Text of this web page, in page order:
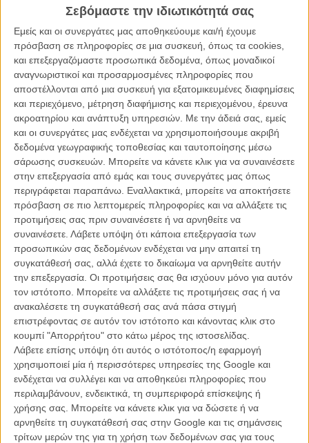
Σεβόμαστε την ιδιωτικότητά σας
Εμείς και οι συνεργάτες μας αποθηκεύουμε και/ή έχουμε
πρόσβαση σε πληροφορίες σε μια συσκευή, όπως τα cookies,
και επεξεργαζόμαστε προσωπικά δεδομένα, όπως μοναδικοί
αναγνωριστικοί και προσαρμοσμένες πληροφορίες που
αποστέλλονται από μια συσκευή για εξατομικευμένες διαφημίσεις
και περιεχόμενο, μέτρηση διαφήμισης και περιεχομένου, έρευνα
ακροατηρίου και ανάπτυξη υπηρεσιών. Με την άδειά σας, εμείς
και οι συνεργάτες μας ενδέχεται να χρησιμοποιήσουμε ακριβή
δεδομένα γεωγραφικής τοποθεσίας και ταυτοποίησης μέσω
σάρωσης συσκευών. Μπορείτε να κάνετε κλικ για να συναινέσετε
στην επεξεργασία από εμάς και τους συνεργάτες μας όπως
περιγράφεται παραπάνω. Εναλλακτικά, μπορείτε να αποκτήσετε
πρόσβαση σε πιο λεπτομερείς πληροφορίες και να αλλάξετε τις
προτιμήσεις σας πριν συναινέσετε ή να αρνηθείτε να
συναινέσετε. Λάβετε υπόψη ότι κάποια επεξεργασία των
προσωπικών σας δεδομένων ενδέχεται να μην απαιτεί τη
συγκατάθεσή σας, αλλά έχετε το δικαίωμα να αρνηθείτε αυτήν
την επεξεργασία. Οι προτιμήσεις σας θα ισχύουν μόνο για αυτόν
τον ιστότοπο. Μπορείτε να αλλάξετε τις προτιμήσεις σας ή να
ανακαλέσετε τη συγκατάθεσή σας ανά πάσα στιγμή
επιστρέφοντας σε αυτόν τον ιστότοπο και κάνοντας κλικ στο
κουμπί "Απορρήτου" στο κάτω μέρος της ιστοσελίδας.
Λάβετε επίσης υπόψη ότι αυτός ο ιστότοπος/η εφαρμογή
χρησιμοποιεί μία ή περισσότερες υπηρεσίες της Google και
ενδέχεται να συλλέγει και να αποθηκεύει πληροφορίες που
περιλαμβάνουν, ενδεικτικά, τη συμπεριφορά επίσκεψης ή
χρήσης σας. Μπορείτε να κάνετε κλικ για να δώσετε ή να
αρνηθείτε τη συγκατάθεσή σας στην Google και τις σημάνσεις
τρίτων μερών της για τη χρήση των δεδομένων σας για τους
οράματα, ανακαλύπτει σιγά σιγά τα μυστικά του παρελθόντος κι ότι
εκείνοι είναι έκπτωτοι άγγελοι, που ανταγωνίζονται επί αιώνες για
την αγάπη της. Η Λους πρέπει να αποφασίσει που βρίσκεται η
καρδιά της όσο ο παράδεισος αντιτάσσεται στην κόλαση σε μια
επική μάχη για την αληθινή αγάπη.
Πολλές είναι εκείνες οι σειρές νεανικών βιβλίων φαντασίας που
έχουν μεταφερθεί στον κινηματογράφο. Ομως καμία από αυτές δεν
έχουν καταφέρει να βρουν την, εισπρακτική τουλάχιστον, επιτυχία
της σειράς «Twilight». Εχουν περάσει ήδη πάνω από 4 χρόνια από
τότε που είδαμε την Μπέλα να ταλανίζεται ανάμεσα στην αγάπη
ενός βρικόλακα κι ενός λυκάνθρωπου στην τελευταία περιπέτεια
της, και με την στέρηση σε πολλούς να χτυπάει κόκκινο, δεν άργησε
να κάνει την εμφάνιση της άλλη μια νεανική σειρά βιβλίων
φαντασίας, προσπαθώντας να μιμηθεί αρκετά από την επιτυχία των
ταινιών της σειράς της Στέφανι Μέγιερ.
Αλλά αυτή την φορά όλα φαίνονται να είναι καταδικασμένα από την
αρχή.
Βασισμένο στο πρώτο από τα τέσσερα βιβλία της Λόρεν Κέιτ που
ανήκουν στην ίδια σειρά, το «Fallen» από τα πρώτα του λεπτά
κιόλας, αντιγράφει τόσο απροκάλυπτα την σειρά «Twilight» όπου,
θέλοντας να κλέψει λίγη από την λάμψη του, δεν το ενδιαφέρει καν
να το κρύψει. Στην προκειμένη περίπτωση οι βρικόλακες και οι
λυκάνθρωποι αντικαθιστούντε με αγγέλους, το ρομάντζο δείχνει
παντελώς αδιάφορο, ενώ η ιστορία περί έκπτωτων αγγέλων και
αγάπης για θνητούς μοιάζει λες και είναι παρμένο από κάποιο fan
fiction το οποίο, μετά την δέκατη φορά που την ακούς, κάνει το
«Twilight» να φαντάζει οσκαρικό μπροστά του.